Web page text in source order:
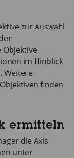
zur Auswahl.
Objektive
im Hinblick
Weitere
finden
ermitteln
die Axis
unter